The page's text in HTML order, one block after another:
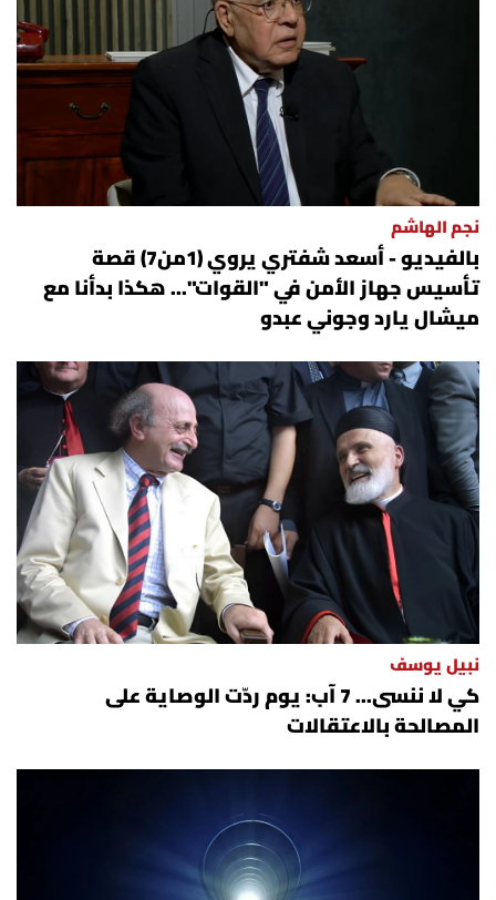
نجم الهاشم
بالفيديو - أسعد شفتري يروي (1من7) قصة
تأسيس جهاز الأمن في "القوات"... هكذا بدأنا مع
ميشال يارد وجوني عبدو
نبيل يوسف
كي لا ننسى... 7 آب: يوم ردّت الوصاية على
المصالحة بالاعتقالات